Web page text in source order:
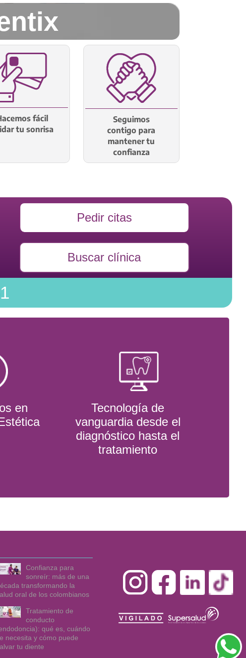
fácil
tu sonrisa
Seguimos
contigo para
mantener tu
confianza
Pedir citas
Buscar clínica
en
Tecnología de
vanguardia desde el
diagnóstico hasta el
tratamiento
Confianza para
sonreír: más de una
transformando la
oral de los colombianos
Tratamiento de
conducto
qué es, cuándo
necesita y cómo puede
tu diente